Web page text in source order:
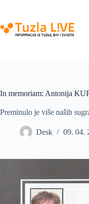
content
In memoriam: Antonija
Preminulo je više naših
Desk 09. 04.